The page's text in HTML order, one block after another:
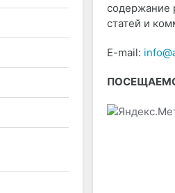
содержание
статей и
E-mail: